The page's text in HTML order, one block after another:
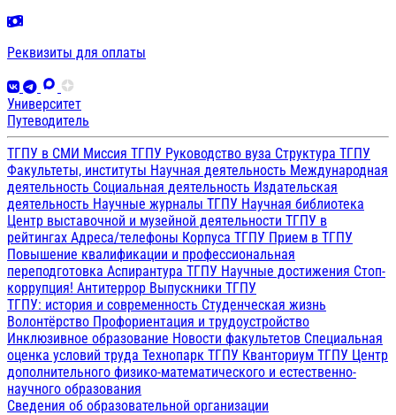
Реквизиты для оплаты
Университет
Путеводитель
ТГПУ в СМИ Миссия ТГПУ Руководство вуза Структура ТГПУ
Факультеты, институты Научная деятельность Международная
деятельность Социальная деятельность Издательская
деятельность Научные журналы ТГПУ Научная библиотека
Центр выставочной и музейной деятельности ТГПУ в
рейтингах Адреса/телефоны Корпуса ТГПУ Прием в ТГПУ
Повышение квалификации и профессиональная
переподготовка Аспирантура ТГПУ Научные достижения Стоп-
коррупция! Антитеррор Выпускники ТГПУ
ТГПУ: история и современность Студенческая жизнь
Волонтёрство Профориентация и трудоустройство
Инклюзивное образование Новости факультетов Специальная
оценка условий труда Технопарк ТГПУ Кванториум ТГПУ Центр
дополнительного физико-математического и естественно-
научного образования
Сведения об образовательной организации